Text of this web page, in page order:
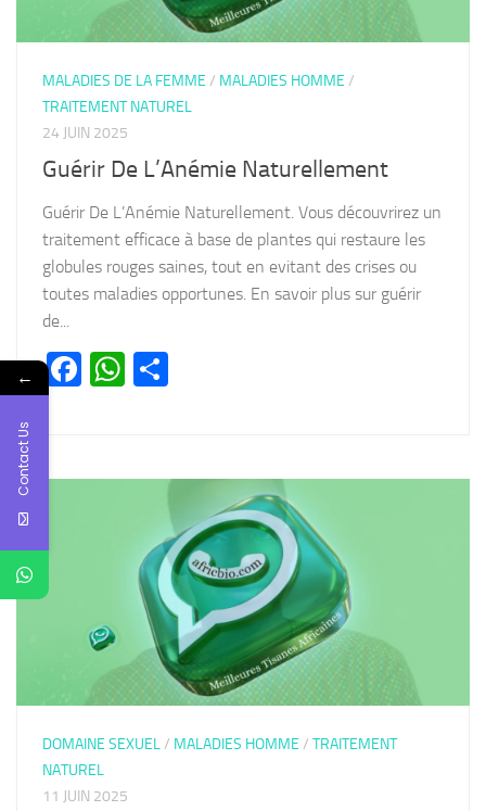
MALADIES DE LA FEMME / MALADIES HOMME /
TRAITEMENT NATUREL
24 JUIN 2025
Guérir De L’Anémie Naturellement
Guérir De L’Anémie Naturellement. Vous découvrirez un
traitement efficace à base de plantes qui restaure les
globules rouges saines, tout en evitant des crises ou
toutes maladies opportunes. En savoir plus sur guérir
de...
Facebook
WhatsApp
DOMAINE SEXUEL/ MALADIES HOMME / TRAITEMENT
NATUREL
11 JUIN 2025
←
Contact Us